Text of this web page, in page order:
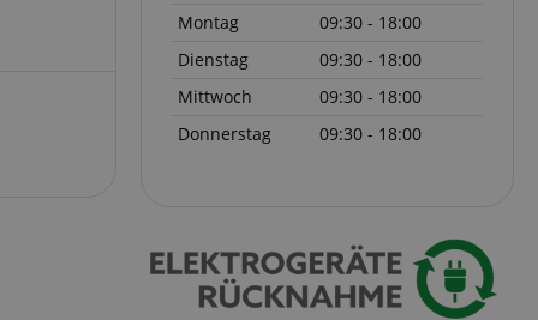
Montag
09:30 - 18:00
Dienstag
09:30 - 18:00
Mittwoch
09:30 - 18:00
Donnerstag
09:30 - 18:00